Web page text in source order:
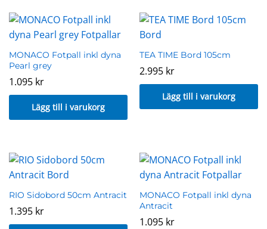
MONACO Fotpall inkl dyna
Pearl grey
1.095 kr
Lägg till i varukorg
TEA TIME Bord 105cm
2.995 kr
Lägg till i varukorg
RIO Sidobord 50cm Antracit
1.395 kr
MONACO Fotpall inkl dyna
Antracit
1.095 kr